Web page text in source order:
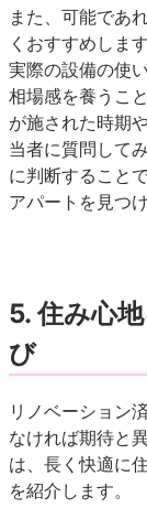
また、可能であれ
くおすすめしま
実際の設備の使
相場感を養うこ
が施された時期
当者に質問して
に判断すること
アパートを見つ
5. 住み心
び
リノベーション
なければ期待と
は、長く快適に
を紹介します。